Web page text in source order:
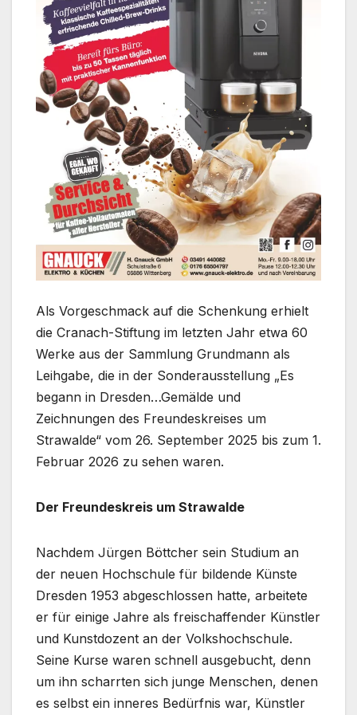
Als Vorgeschmack auf die Schenkung erhielt
die Cranach-Stiftung im letzten Jahr etwa 60
Werke aus der Sammlung Grundmann als
Leihgabe, die in der Sonderausstellung „Es
begann in Dresden…Gemälde und
Zeichnungen des Freundeskreises um
Strawalde“ vom 26. September 2025 bis zum 1.
Februar 2026 zu sehen waren.
Der Freundeskreis um Strawalde
Nachdem Jürgen Böttcher sein Studium an
der neuen Hochschule für bildende Künste
Dresden 1953 abgeschlossen hatte, arbeitete
er für einige Jahre als freischaffender Künstler
und Kunstdozent an der Volkshochschule.
Seine Kurse waren schnell ausgebucht, denn
um ihn scharrten sich junge Menschen, denen
es selbst ein inneres Bedürfnis war, Künstler